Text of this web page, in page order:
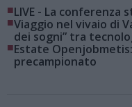
■LIVE - La conferenza
■Viaggio nel vivaio di
dei sogni” tra
■Estate
precampionato